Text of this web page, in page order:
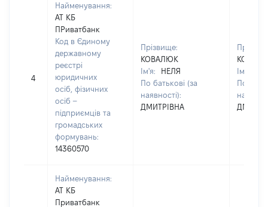
4
Найменування:
АТ КБ
ПРиватбанк
Код в Єдиному
державному
реєстрі
юридичних
осіб, фізичних
осіб –
підприємців та
громадських
формувань:
14360570
Прізвище:
КОВАЛЮК
Ім'я:
НЕЛЯ
По батькові (за
наявності):
ДМИТРІВНА
Ім'я:
По
Найменування:
АТ КБ
Приватбанк